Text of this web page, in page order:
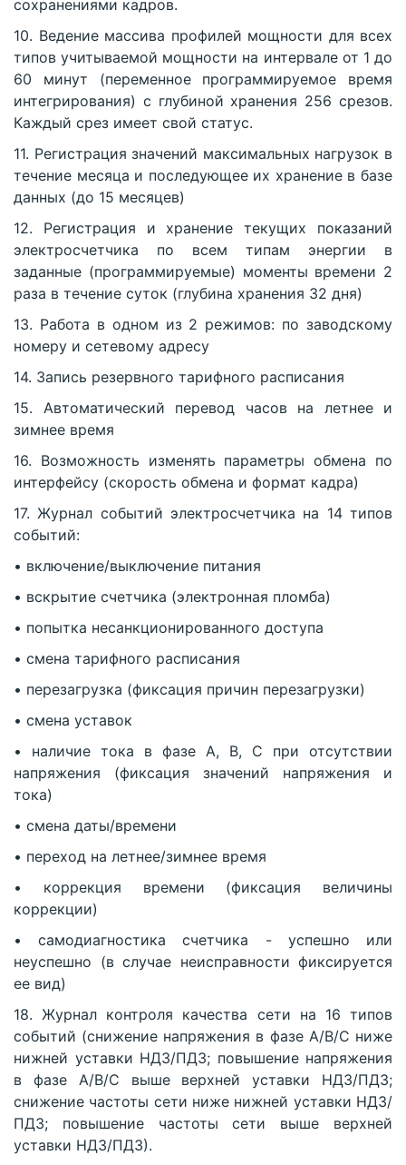
сохранениями кадров.
10. Ведение массива профилей мощности для всех
типов учитываемой мощности на интервале от 1 до
60 минут (переменное программируемое время
интегрирования) с глубиной хранения 256 срезов.
Каждый срез имеет свой статус.
11. Регистрация значений максимальных нагрузок в
течение месяца и последующее их хранение в базе
данных (до 15 месяцев)
12. Регистрация и хранение текущих показаний
электросчетчика по всем типам энергии в
заданные (программируемые) моменты времени 2
раза в течение суток (глубина хранения 32 дня)
13. Работа в одном из 2 режимов: по заводскому
номеру и сетевому адресу
14. Запись резервного тарифного расписания
15. Автоматический перевод часов на летнее и
зимнее время
16. Возможность изменять параметры обмена по
интерфейсу (скорость обмена и формат кадра)
17. Журнал событий электросчетчика на 14 типов
событий:
• включение/выключение питания
• вскрытие счетчика (электронная пломба)
• попытка несанкционированного доступа
• смена тарифного расписания
• перезагрузка (фиксация причин перезагрузки)
• смена уставок
• наличие тока в фазе А, В, С при отсутствии
напряжения (фиксация значений напряжения и
тока)
• смена даты/времени
• переход на летнее/зимнее время
• коррекция времени (фиксация величины
коррекции)
• самодиагностика счетчика - успешно или
неуспешно (в случае неисправности фиксируется
ее вид)
18. Журнал контроля качества сети на 16 типов
событий (снижение напряжения в фазе А/В/С ниже
нижней уставки НДЗ/ПДЗ; повышение напряжения
в фазе А/В/С выше верхней уставки НДЗ/ПДЗ;
снижение частоты сети ниже нижней уставки НДЗ/
ПДЗ; повышение частоты сети выше верхней
уставки НДЗ/ПДЗ).